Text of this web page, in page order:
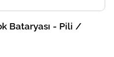
Bataryası - Pili /